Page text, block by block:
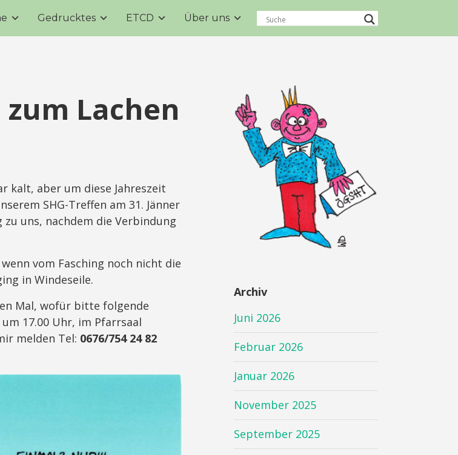
Gedrucktes ETCD Über uns
Lachen
kalt, aber um diese Jahreszeit
SHG-Treffen am 31. Jänner
uns, nachdem die Verbindung
vom Fasching noch nicht die
in Windeseile.
Mal, wofür bitte folgende
17.00 Uhr, im Pfarrsaal
melden Tel: 0676/754 24 82
Archiv
Juni 2026
Februar 2026
Januar 2026
November 2025
September 2025